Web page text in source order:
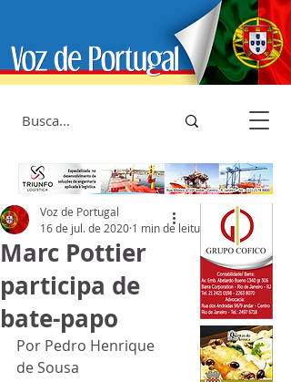
Marc Pottier
participa de
bate-papo
Voz de Portugal
16 de jul. de 2020 1 min de leitura
Por Pedro Henrique
de Sousa